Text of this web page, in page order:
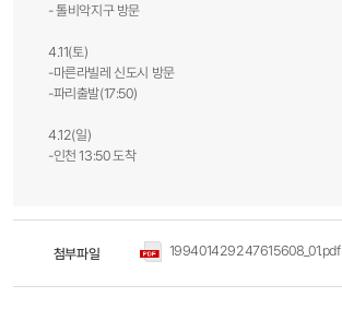
- 톨비악지구 방문
4.11(토)
-마른라빌레 신도시 방문
-파리출발(17:50)
4.12(일)
-인천 13:50 도착
첨부파일 199401429247615608_01.pdf